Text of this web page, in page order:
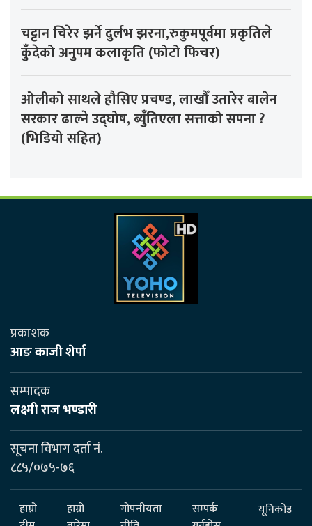
चट्टान चिरेर झर्ने दुर्लभ झरना,रुकुमपूर्वमा प्रकृतिले
कुँदेको अनुपम कलाकृति (फोटो फिचर)
ओलीको साथले हौसिए प्रचण्ड, लाखौँ उतारेर बालेन
सरकार ढाल्ने उद्घोष, ब्युँतिएला सत्ताको सपना ?
(भिडियो सहित)
प्रकाशक
आङ काजी शेर्पा
सम्पादक
लक्ष्मी राज भण्डारी
सूचना विभाग दर्ता नं.
८८५/०७५-७६
हाम्रो
हाम्रो
गोपनीयता
सम्पर्क
यूनिकोड